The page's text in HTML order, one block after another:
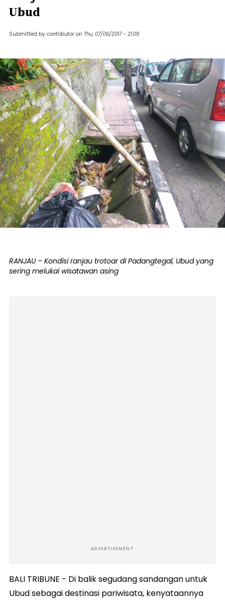
Ubud
Submitted by contributor on Thu, 07/06/2017 - 21:09
RANJAU – Kondisi ranjau trotoar di Padangtegal, Ubud yang
sering melukai wisatawan asing
ADVERTISEMENT
BALI TRIBUNE - Di balik segudang sandangan untuk
Ubud sebagai destinasi pariwisata, kenyataannya